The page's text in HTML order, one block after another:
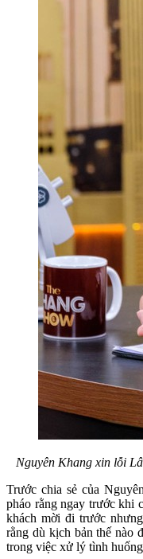
Nguyên Khang xin lỗi
Trước chia sẻ của
pháo rằng ngay trước khi
khách mời đi trước
rằng dù kịch bản thế nào
trong việc xử lý tình